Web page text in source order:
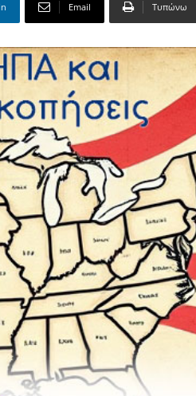
Email Τυπώνω